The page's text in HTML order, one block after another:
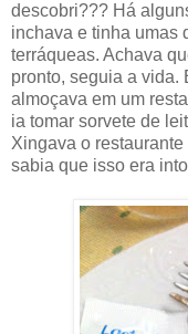
descobri??? Há
inchava e tinha umas
terráqueas. Achava
pronto, seguia a vida.
almoçava em um
ia tomar sorvete de
Xingava o
sabia que isso era